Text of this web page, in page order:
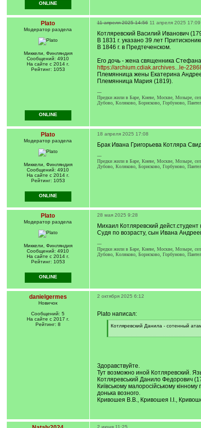
ONLINE
Plato
Модератор раздела
Миккели, Финляндия
Сообщений: 4910
На сайте с 2014 г.
Рейтинг: 1053
11 апреля 2025 14:56 11 апреля 2025 17:09
Котляревский Василий Иванович
В 1831 г. указано 39 лет
В 1846 г. в Предтеченском.
Его дочь - жена священника
https://archium.cdiak.archives...le-
Племянница жены Екатерина
Племянница Мария (1819).
---
Предки жили в Баре, Киеве, Москве, Мозыре,
Дубово, Коляково, Борисково, Горбуново,
ONLINE
Plato
Модератор раздела
Миккели, Финляндия
Сообщений: 4910
На сайте с 2014 г.
Рейтинг: 1053
18 апреля 2025 17:08
Брак Ивана Григорьева Котляра
---
Предки жили в Баре, Киеве, Москве, Мозыре,
Дубово, Коляково, Борисково, Горбуново,
ONLINE
Plato
Модератор раздела
Миккели, Финляндия
Сообщений: 4910
На сайте с 2014 г.
Рейтинг: 1053
28 мая 2025 9:28
Михаил Котляревский
Судя по возрасту, сын Ивана
---
Предки жили в Баре, Киеве, Москве, Мозыре,
Дубово, Коляково, Борисково, Горбуново,
ONLINE
danielgermes
Новичок
Сообщений: 5
На сайте с 2017 г.
Рейтинг: 8
2 октября 2025 6:12
Plato написал:
[
]
Котляревский Данила - сотенный
[
Здоравствуйте.
Тут возможно иной Котляревский.
Котляревський Данило Федорович
Київському малоросійському
донька возного.
Кривошея В.В., Кривошея І.І.,
2 июня 11:25